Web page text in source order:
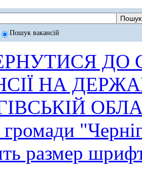
Пошук вакансій
ДО
НА
громади
размер